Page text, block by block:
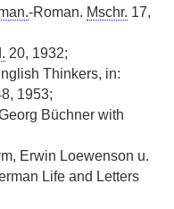
-Roman. Mschr. 17,
20, 1932;
Thinkers, in:
1953;
Büchner with
Erwin Loewenson u.
Life and Letters